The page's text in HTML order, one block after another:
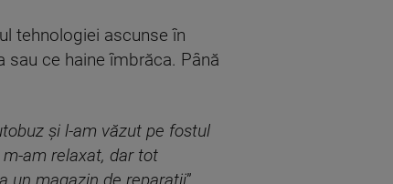
tehnologiei ascunse în
ce haine îmbrăca. Până
și l-am văzut pe fostul
am relaxat, dar tot